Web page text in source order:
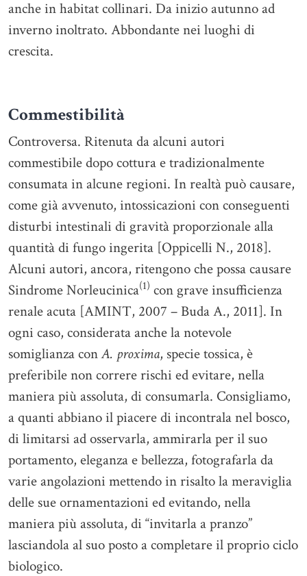
anche in habitat collinari. Da inizio autunno ad
inverno inoltrato. Abbondante nei luoghi di
crescita.
Commestibilità
Controversa. Ritenuta da alcuni autori
commestibile dopo cottura e tradizionalmente
consumata in alcune regioni. In realtà può causare,
come già avvenuto, intossicazioni con conseguenti
disturbi intestinali di gravità proporzionale alla
quantità di fungo ingerita [Oppicelli N., 2018].
Alcuni autori, ancora, ritengono che possa causare
Sindrome Norleucinica(1) con grave insufficienza
renale acuta [AMINT, 2007 – Buda A., 2011]. In
ogni caso, considerata anche la notevole
somiglianza conA. proxima, specie tossica, è
preferibile non correre rischi ed evitare, nella
maniera più assoluta, di consumarla. Consigliamo,
a quanti abbiano il piacere di incontrala nel bosco,
di limitarsi ad osservarla, ammirarla per il suo
portamento, eleganza e bellezza, fotografarla da
varie angolazioni mettendo in risalto la meraviglia
delle sue ornamentazioni ed evitando, nella
maniera più assoluta, di “invitarla a pranzo”
lasciandola al suo posto a completare il proprio ciclo
biologico.